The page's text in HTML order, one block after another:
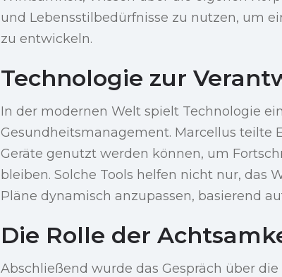
und Lebensstilbedürfnisse zu nutzen, um
zu entwickeln.
Technologie zur
In der modernen Welt spielt Technologie
Gesundheitsmanagement. Marcellus teilte
Geräte genutzt werden können, um
bleiben. Solche Tools helfen nicht nur, das
Pläne dynamisch anzupassen, basierend
Die Rolle der
Abschließend wurde das Gespräch über